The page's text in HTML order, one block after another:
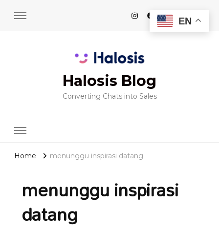
Halosis Blog
Converting Chats into Sales
Home menunggu inspirasi datang
menunggu inspirasi
datang
EN